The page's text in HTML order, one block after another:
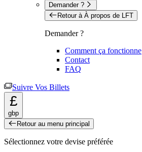
Demander ?
Retour à À propos de LFT
Demander ?
Comment ça fonctionne
Contact
FAQ
Suivre Vos Billets
£
gbp
Retour au menu principal
Sélectionnez votre devise préférée